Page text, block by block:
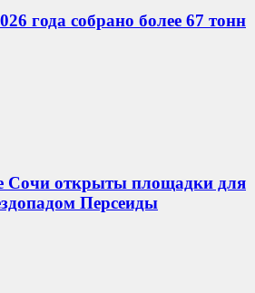
года собрано более 67 тонн
Сочи открыты площадки для
Персеиды